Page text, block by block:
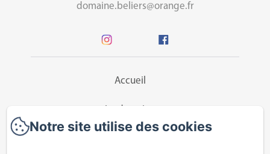
domaine.beliers@orange.fr
Accueil
Notre site utilise des cookies